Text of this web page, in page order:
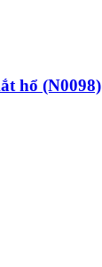
hổ (N0098)